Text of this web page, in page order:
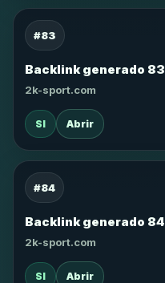
#83
Backlink generado 83
2k-sport.com
SI Abrir
#84
Backlink generado 84
2k-sport.com
SI Abrir